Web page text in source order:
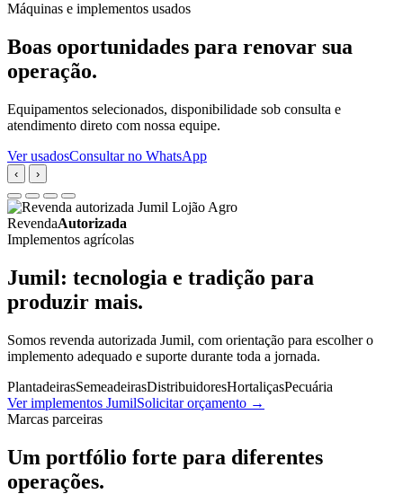
Máquinas e implementos usados
Boas oportunidades para renovar sua
operação.
Equipamentos selecionados, disponibilidade sob consulta e
atendimento direto com nossa equipe.
Ver usadosConsultar no WhatsApp
‹ ›
RevendaAutorizada
Implementos agrícolas
Jumil: tecnologia e tradição para
produzir mais.
Somos revenda autorizada Jumil, com orientação para escolher o
implemento adequado e suporte durante toda a jornada.
PlantadeirasSemeadeirasDistribuidoresHortaliçasPecuária
Ver implementos JumilSolicitar orçamento →
Marcas parceiras
Um portfólio forte para diferentes
operações.